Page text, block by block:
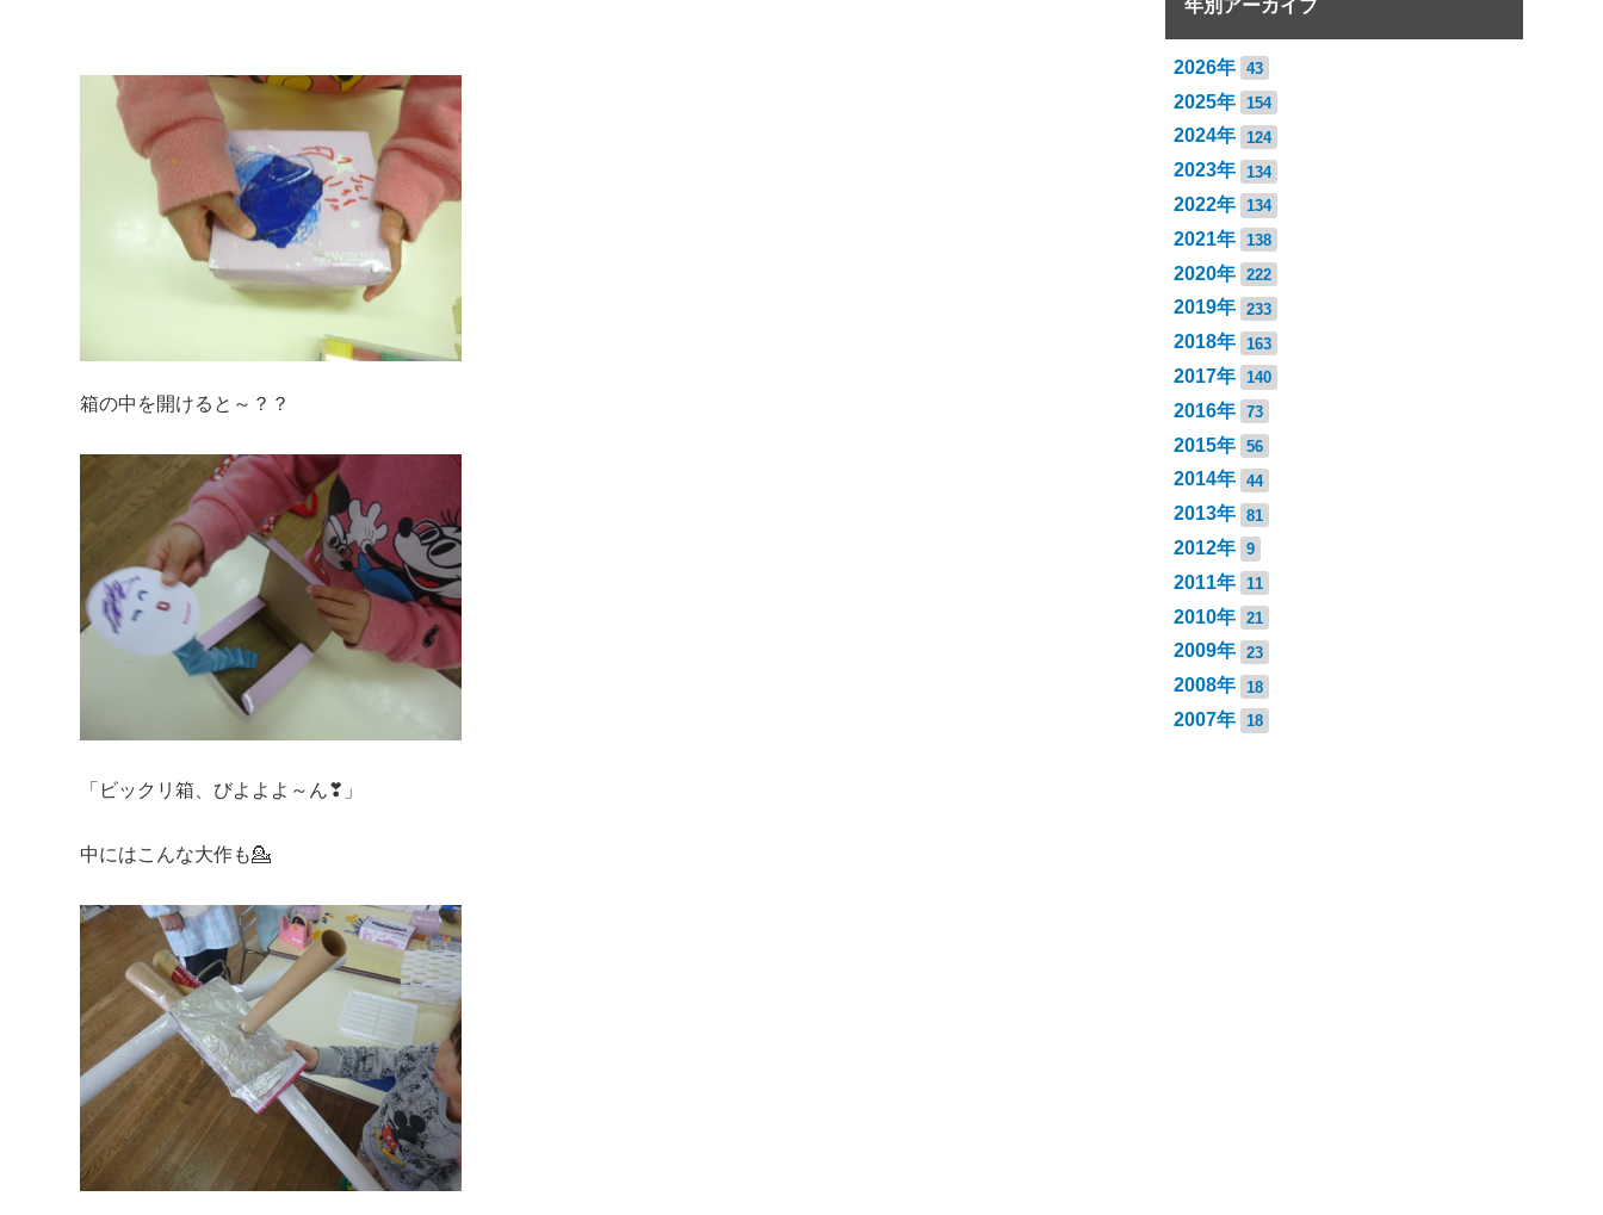
箱の中を開けると～？？
「ビックリ箱、びよよよ～ん❣」
中にはこんな大作も💁
年別アーカイブ
2026年 43
2025年 154
2024年 124
2023年 134
2022年 134
2021年 138
2020年 222
2019年 233
2018年 163
2017年 140
2016年 73
2015年 56
2014年 44
2013年 81
2012年 9
2011年 11
2010年 21
2009年 23
2008年 18
2007年 18